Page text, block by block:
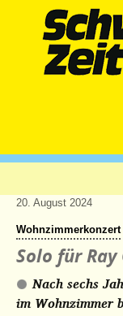
20. August 2024
Wohnzimmerkonzert
Solo für Ray
Nach sechs
im Wohnzimmer